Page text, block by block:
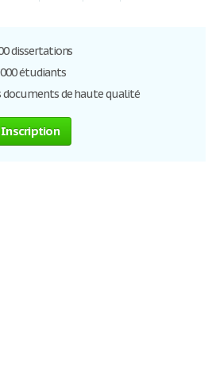
dissertations
étudiants
documents de haute qualité
Inscription